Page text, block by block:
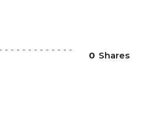
0 Shares